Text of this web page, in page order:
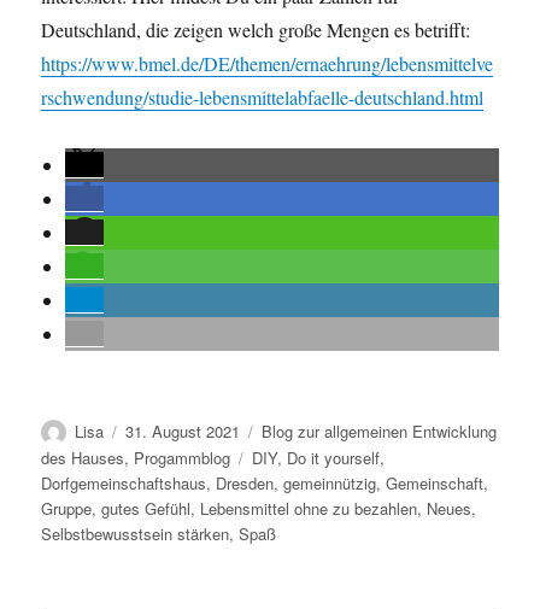
Deutschland, die zeigen welch große Mengen es betrifft:
https://www.bmel.de/DE/themen/ernaehrung/lebensmittelve
rschwendung/studie-lebensmittelabfaelle-deutschland.html
Autor
Lisa
Veröffentlicht
am
31. August 2021 Kategorien
Blog zur allgemeinen Entwicklung
des Hauses, Progammblog Schlagwörter
DIY, Do it yourself,
Dorfgemeinschaftshaus, Dresden,gemeinnützig,Gemeinschaft,
Gruppe,gutes Gefühl, Lebensmittel ohne zu bezahlen, Neues,
Selbstbewusstsein stärken,Spaß